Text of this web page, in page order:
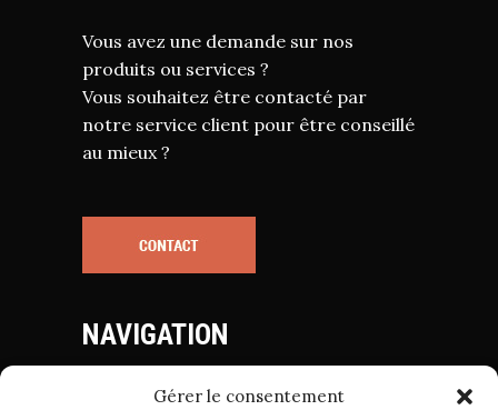
Gérer le consentement
Vous avez une demande sur nos
produits ou services ?
Vous souhaitez être contacté par
notre service client pour être conseillé
au mieux ?
NAVIGATION
Mentions Légales